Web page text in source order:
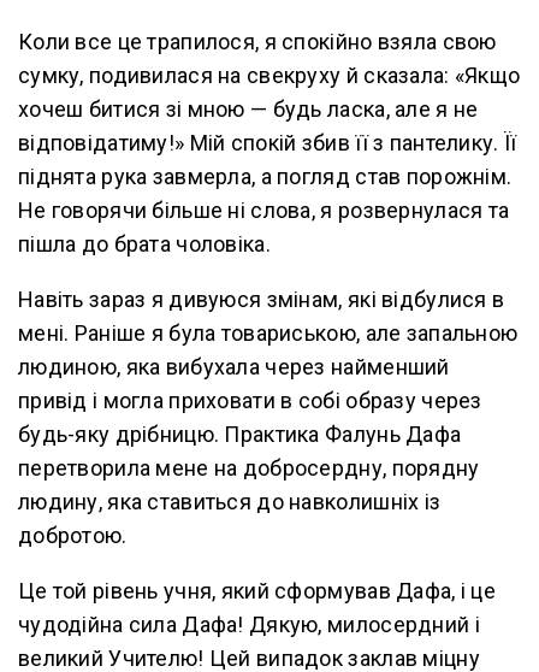
Коли все це трапилося, я спокійно взяла свою
сумку, подивилася на свекруху й сказала: «Якщо
хочеш битися зі мною — будь ласка, але я не
відповідатиму!» Мій спокій збив її з пантелику. Її
піднята рука завмерла, а погляд став порожнім.
Не говорячи більше ні слова, я розвернулася та
пішла до брата чоловіка.
Навіть зараз я дивуюся змінам, які відбулися в
мені. Раніше я була товариською, але запальною
людиною, яка вибухала через найменший
привід і могла приховати в собі образу через
будь-яку дрібницю. Практика Фалунь Дафа
перетворила мене на добросердну, порядну
людину, яка ставиться до навколишніх із
добротою.
Це той рівень учня, який сформував Дафа, і це
чудодійна сила Дафа! Дякую, милосердний і
великий Учителю! Цей випадок заклав міцну